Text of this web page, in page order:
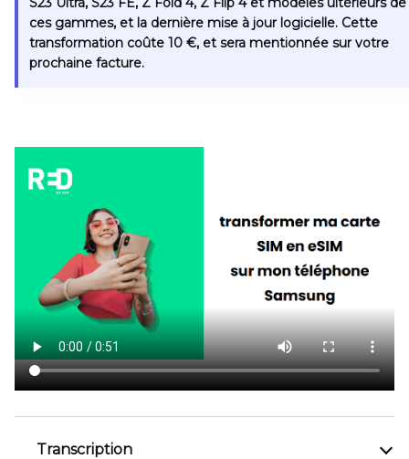
ces gammes, et la dernière mise à jour logicielle. Cette
transformation coûte 10 €, et sera mentionnée sur votre
prochaine facture.
Transcription